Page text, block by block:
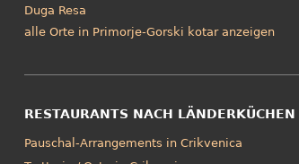
Duga Resa
alle Orte in Primorje-Gorski kotar anzeigen
RESTAURANTS NACH LÄNDERKÜCHEN
Pauschal-Arrangements in Crikvenica